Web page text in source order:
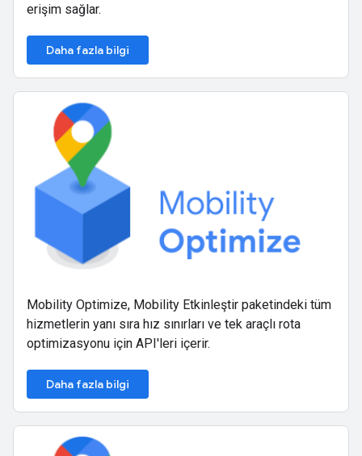
erişim sağlar.
Daha fazla bilgi
Mobility Optimize, Mobility Etkinleştir paketindeki tüm
hizmetlerin yanı sıra hız sınırları ve tek araçlı rota
optimizasyonu için API'leri içerir.
Daha fazla bilgi